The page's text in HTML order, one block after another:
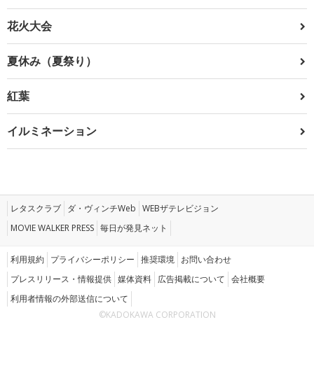
花火大会
夏休み（夏祭り）
紅葉
イルミネーション
レタスクラブ ダ・ヴィンチWeb WEBザテレビジョン
MOVIE WALKER PRESS 毎日が発見ネット
利用規約 プライバシーポリシー 推奨環境 お問い合わせ
プレスリリース・情報提供 媒体資料 広告掲載について 会社概要
利用者情報の外部送信について
©KADOKAWA CORPORATION